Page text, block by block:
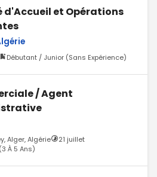
d'Accueil et Opérations
Débutant / Junior (Sans Expérience)
/ Agent
Alger, Algérie
21 juillet
À 5 Ans)